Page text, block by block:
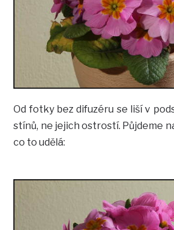
Od fotky bez difuzéru se liší v
stínů, ne jejich ostrostí. Půjdeme
co to udělá: